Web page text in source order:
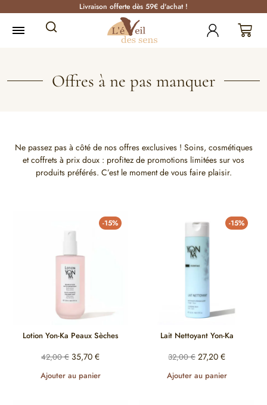
Livraison offerte dès 59€ d'achat !
Offres à ne pas manquer
Ne passez pas à côté de nos offres exclusives ! Soins, cosmétiques
et coffrets à prix doux : profitez de promotions limitées sur vos
produits préférés. C’est le moment de vous faire plaisir.
-15%
Lotion Yon-Ka Peaux Sèches
42,00€ 35,70 €
Ajouter au panier
-15%
Lait Nettoyant Yon-Ka
32,00€ 27,20 €
Ajouter au panier